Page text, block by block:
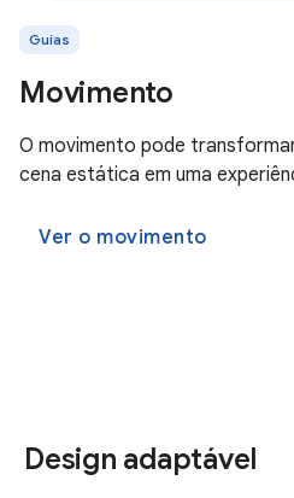
Guias
Movimento
O movimento pode
cena estática em uma
Ver o movimento
Design adaptável